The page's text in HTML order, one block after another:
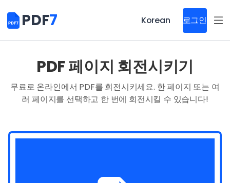
PDF7 Korean 로그인
PDF 페이지 회전시키기
무료로 온라인에서 PDF를 회전시키세요. 한 페이지 또는 여
러 페이지를 선택하고 한 번에 회전시킬 수 있습니다!